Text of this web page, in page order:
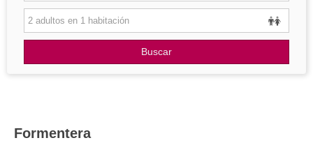
Hoteles
Buscar
Formentera